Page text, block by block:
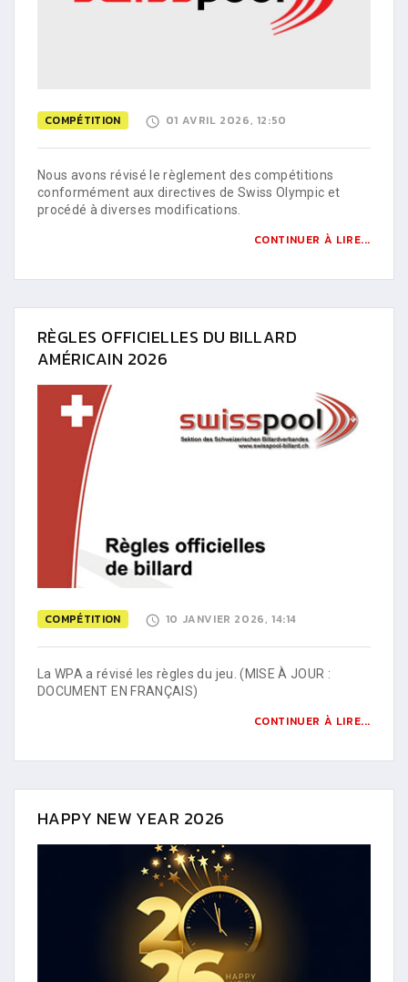
COMPÉTITION 01 AVRIL 2026, 12:50
Nous avons révisé le règlement des compétitions
conformément aux directives de Swiss Olympic et
procédé à diverses modifications.
CONTINUER À LIRE...
RÈGLES OFFICIELLES DU BILLARD
AMÉRICAIN 2026
COMPÉTITION 10 JANVIER 2026, 14:14
La WPA a révisé les règles du jeu. (MISE À JOUR :
DOCUMENT EN FRANÇAIS)
CONTINUER À LIRE...
HAPPY NEW YEAR 2026